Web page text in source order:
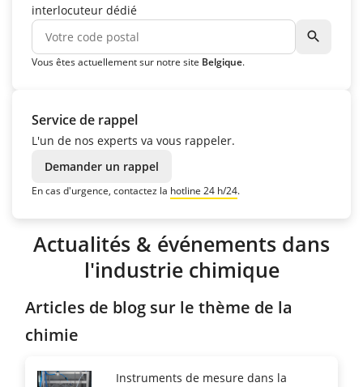
interlocuteur dédié
search
Vous êtes actuellement sur notre site Belgique.
Service de rappel
L'un de nos experts va vous rappeler.
Demander un rappel
En cas d'urgence, contactez la hotline 24 h/24.
Actualités & événements dans
l'industrie chimique
Articles de blog sur le thème de la
chimie
Instruments de mesure dans la